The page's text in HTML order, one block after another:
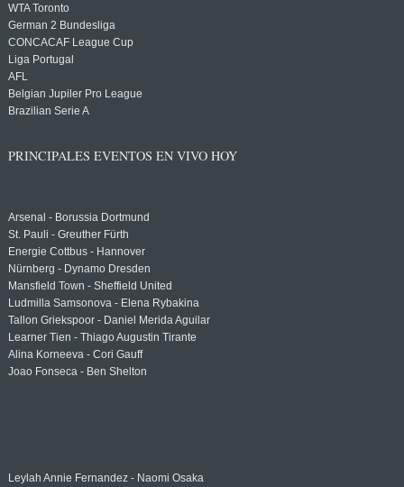
WTA Toronto
German 2 Bundesliga
CONCACAF League Cup
Liga Portugal
AFL
Belgian Jupiler Pro League
Brazilian Serie A
PRINCIPALES EVENTOS EN VIVO HOY
Arsenal - Borussia Dortmund
St. Pauli - Greuther Fürth
Energie Cottbus - Hannover
Nürnberg - Dynamo Dresden
Mansfield Town - Sheffield United
Ludmilla Samsonova - Elena Rybakina
Tallon Griekspoor - Daniel Merida Aguilar
Learner Tien - Thiago Augustin Tirante
Alina Korneeva - Cori Gauff
Joao Fonseca - Ben Shelton
Leylah Annie Fernandez - Naomi Osaka